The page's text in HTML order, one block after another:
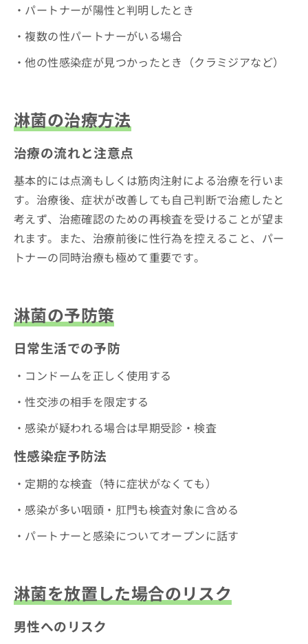
・パートナーが陽性と判明したとき
・複数の性パートナーがいる場合
・他の性感染症が見つかったとき（クラミジアなど）
淋菌の治療方法
治療の流れと注意点
基本的には点滴もしくは筋肉注射による治療を行いま
す。治療後、症状が改善しても自己判断で治癒したと
考えず、治癒確認のための再検査を受けることが望ま
れます。また、治療前後に性行為を控えること、パー
トナーの同時治療も極めて重要です。
淋菌の予防策
日常生活での予防
・コンドームを正しく使用する
・性交渉の相手を限定する
・感染が疑われる場合は早期受診・検査
性感染症予防法
・定期的な検査（特に症状がなくても）
・感染が多い咽頭・肛門も検査対象に含める
・パートナーと感染についてオープンに話す
淋菌を放置した場合のリスク
男性へのリスク